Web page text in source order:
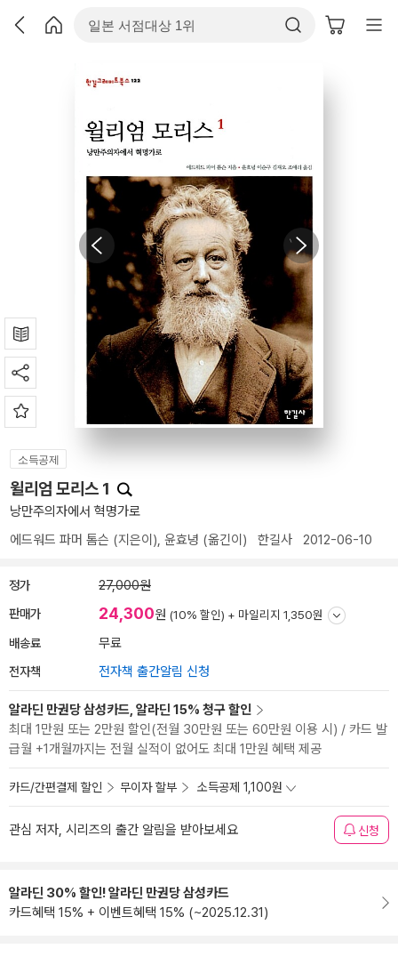
소득공제
윌리엄 모리스 1
낭만주의자에서 혁명가로
에드워드 파머 톰슨 (지은이), 윤효녕 (옮긴이) 한길사 2012-06-10
정가 27,000원
판매가 24,300원 (10% 할인) + 마일리지 1,350원
배송료 무료
전자책 전자책 출간알림 신청
알라딘 만권당 삼성카드, 알라딘 15% 청구 할인
최대 1만원 또는 2만원 할인(전월 30만원 또는 60만원 이용 시) / 카드 발
급월 +1개월까지는 전월 실적이 없어도 최대 1만원 혜택 제공
카드/간편결제 할인 무이자 할부 소득공제 1,100원
관심 저자, 시리즈의 출간 알림을 받아보세요 신청
알라딘 30% 할인! 알라딘 만권당 삼성카드
카드혜택 15% + 이벤트혜택 15% (~2025.12.31)